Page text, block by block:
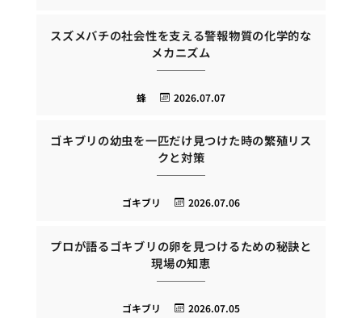
スズメバチの社会性を支える警報物質の化学的な
メカニズム
2026.07.07
蜂
ゴキブリの幼虫を一匹だけ見つけた時の繁殖リス
クと対策
2026.07.06
ゴキブリ
プロが語るゴキブリの卵を見つけるための秘訣と
現場の知恵
2026.07.05
ゴキブリ